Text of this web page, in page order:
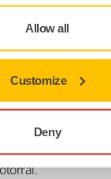
Allow all
Customize
Deny
szemcsével
eltávolítására.
HASZNÁLAT
1437 Polisher
rotációs
és nagy